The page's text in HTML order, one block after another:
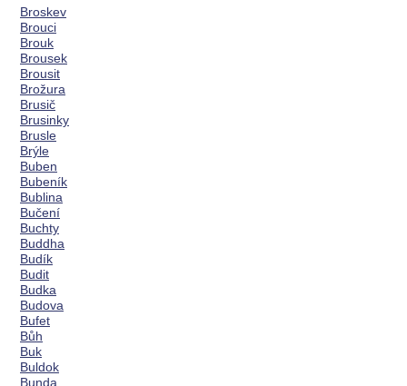
Broskev
Brouci
Brouk
Brousek
Brousit
Brožura
Brusič
Brusinky
Brusle
Brýle
Buben
Bubeník
Bublina
Bučení
Buchty
Buddha
Budík
Budit
Budka
Budova
Bufet
Bůh
Buk
Buldok
Bunda